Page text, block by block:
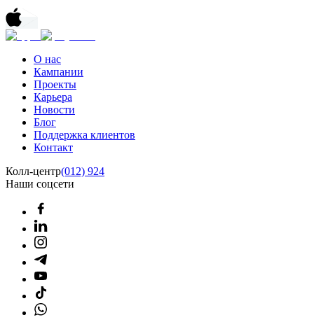
О нас
Кампании
Проекты
Карьера
Новости
Блог
Поддержка клиентов
Контакт
Колл-центр(012) 924
Наши соцсети